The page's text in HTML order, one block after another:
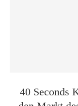
40 Seconds